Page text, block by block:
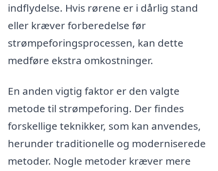
indflydelse. Hvis rørene er i dårlig stand
eller kræver forberedelse før
strømpeforingsprocessen, kan dette
medføre ekstra omkostninger.
En anden vigtig faktor er den valgte
metode til strømpeforing. Der findes
forskellige teknikker, som kan anvendes,
herunder traditionelle og moderniserede
metoder. Nogle metoder kræver mere